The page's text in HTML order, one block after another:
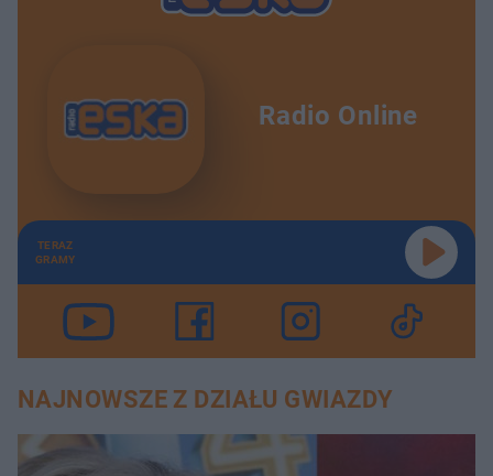
Radio Online
TERAZ
GRAMY
NAJNOWSZE Z DZIAŁU GWIAZDY